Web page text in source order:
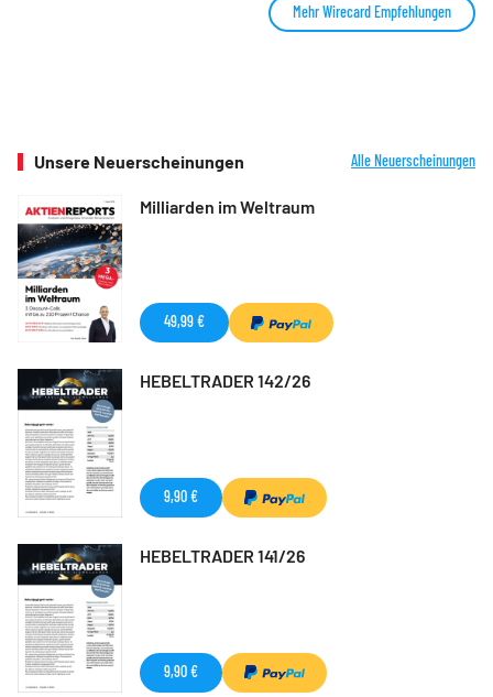
Mehr Wirecard Empfehlungen
Unsere Neuerscheinungen Alle Neuerscheinungen
Milliarden im Weltraum
49,99 €
HEBELTRADER 142/26
9,90 €
HEBELTRADER 141/26
9,90 €